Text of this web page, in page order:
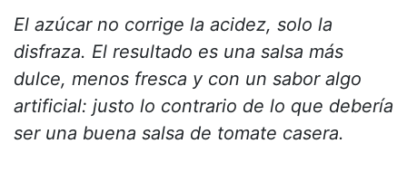
El azúcar no corrige la acidez, solo la
disfraza. El resultado es una salsa más
dulce, menos fresca y con un sabor algo
artificial: justo lo contrario de lo que debería
ser una buena salsa de tomate casera.